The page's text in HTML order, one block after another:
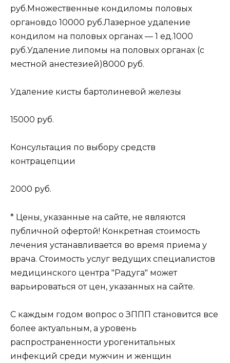
руб.Множественные кондиломы половых
органовдо 10000 руб.Лазерное удаление
кондилом на половых органах — 1 ед.1000
руб.Удаление липомы на половых органах (с
местной анестезией)8000 руб.
Удаление кисты бартолиневой железы
15000 руб.
Консультация по выбору средств
контрацепции
2000 руб.
* Цены, указанные на сайте, не являются
публичной офертой! Конкретная стоимость
лечения устанавливается во время приема у
врача. Стоимость услуг ведущих специалистов
медицинского центра "Радуга" может
варьироваться от цен, указанных на сайте.
С каждым годом вопрос о ЗППП становится все
более актуальным, а уровень
распространенности урогенитальных
инфекций среди мужчин и женщин